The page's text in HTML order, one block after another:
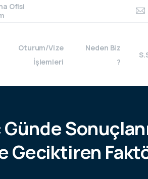
Ofisi
Oturum/Vize
İşlemleri
Neden Biz
?
Günde
Geciktiren